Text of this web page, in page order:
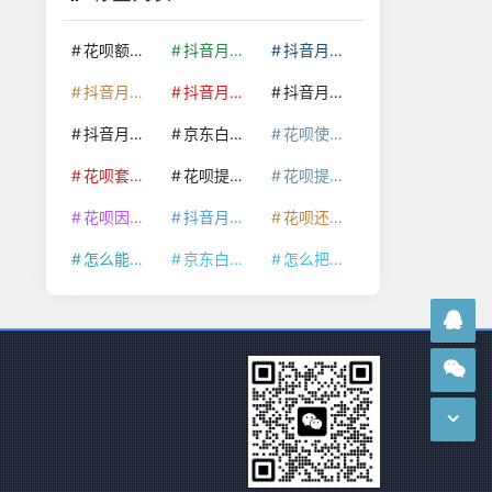
花呗额度提升 抖音月付套现24小时接单 抖音月付套现怎么套
抖音月付套现多少手续费 抖音月付套现商家有哪些 抖音月付套现30秒技巧
抖音月付套现最新方法 京东白条额度提升 花呗使用技巧
花呗套取现金最佳方法 花呗提额技巧 花呗提现怎么操作
花呗因为套现被限额了这种情况要多久才会好 抖音月付套现秒回100起 花呗还款技巧
怎么能把京东白条额度钱套出来 京东白条套出来手续费多少 怎么把京东白条的钱取出来